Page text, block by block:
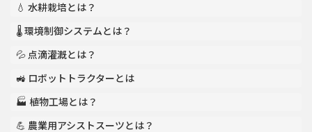
💧 水耕栽培とは？
🌡️ 環境制御システムとは？
💦 点滴灌漑とは？
🚜 ロボットトラクターとは
🏭 植物工場とは？
💪 農業用アシストスーツとは？